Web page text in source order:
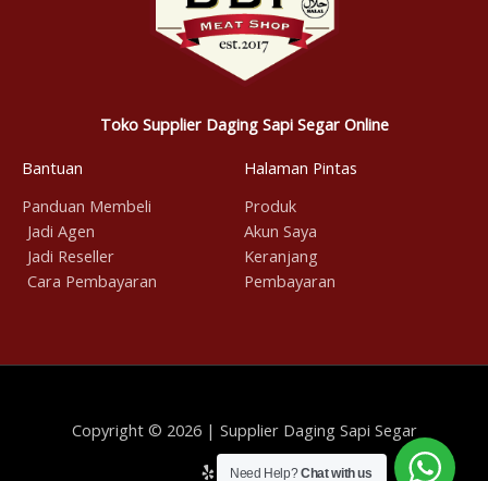
Toko Supplier Daging Sapi Segar Online
Bantuan
Panduan Membeli
Jadi Agen
Jadi Reseller
Cara Pembayaran
Halaman Pintas
Produk
Akun Saya
Keranjang
Pembayaran
Copyright © 2026 | Supplier Daging Sapi Segar
Need Help?Chat with us